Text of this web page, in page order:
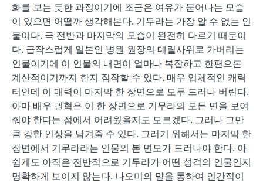
화를 보는 듯한 과정이기에 조금은 여유가 묻어나는 모습
이 있으면 어떨까 생각해본다. 기무라는 가장 알 수 없는 인
물이다. 극 전반과 마지막의 모습이 완전히 다르기 때문이
다. 급작스럽게 일본인 병원 원장의 데릴사위로 가버리는
인물이기에 이 인물의 내면이 얼마나 복잡하고 한편으론
계산적이기까지 한지 짐작할 수 있다. 매우 입체적인 캐릭
터인데 이 매력이 마지막 한 장면으로 모두 드러나 버린다.
아마 배우 권혁은 이 한 장면으로 기무라의 모든 면을 보여
줘야 한다는 점에서 어려웠을지도 모르겠다. 그러나 그만
큼 강한 인상을 남겨줄 수 있다. 그러기 위해서는 마지막 한
장면에서 기무라라는 인물의 본 면모가 드러나야 한다. 아
쉽게도 아직은 전반적으로 기무라가 어떤 성격의 인물인지
명확하게 보이지 않는다. 나오미의 말을 통하여 인간적이